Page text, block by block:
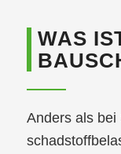
WAS
Anders als bei